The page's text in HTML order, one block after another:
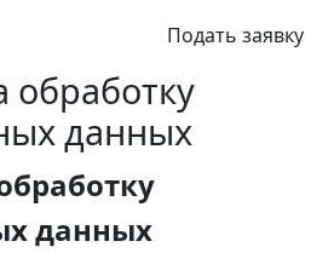
Подать заявку
обработку
данных
данных